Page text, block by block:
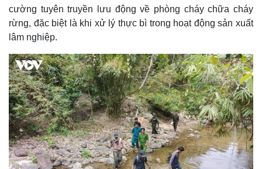
cường tuyên truyền lưu động về phòng cháy chữa cháy
rừng, đặc biệt là khi xử lý thực bì trong hoạt động sản xuất
lâm nghiệp.